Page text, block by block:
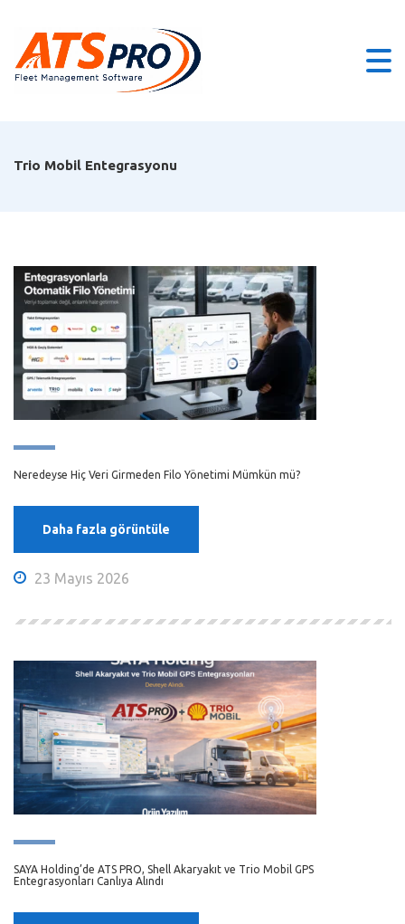
Trio Mobil Entegrasyonu
Neredeyse Hiç Veri Girmeden Filo Yönetimi Mümkün mü?
Daha fazla görüntüle
23 Mayıs 2026
SAYA Holding’de ATS PRO, Shell Akaryakıt ve Trio Mobil GPS
Entegrasyonları Canlıya Alındı